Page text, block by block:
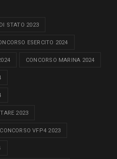
STATO 2023
ESERCITO 2024
CONCORSO MARINA 2024
2023
CONCORSO VFP4 2023